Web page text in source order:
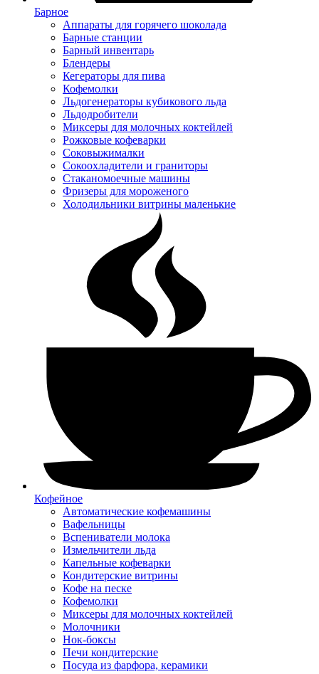
Барное
Аппараты для горячего шоколада
Барные станции
Барный инвентарь
Блендеры
Кегераторы для пива
Кофемолки
Льдогенераторы кубикового льда
Льдодробители
Миксеры для молочных коктейлей
Рожковые кофеварки
Соковыжималки
Сокоохладители и граниторы
Стаканомоечные машины
Фризеры для мороженого
Холодильники витрины маленькие
Кофейное
Автоматические кофемашины
Вафельницы
Вспениватели молока
Измельчители льда
Капельные кофеварки
Кондитерские витрины
Кофе на песке
Кофемолки
Миксеры для молочных коктейлей
Молочники
Нок-боксы
Печи кондитерские
Посуда из фарфора, керамики